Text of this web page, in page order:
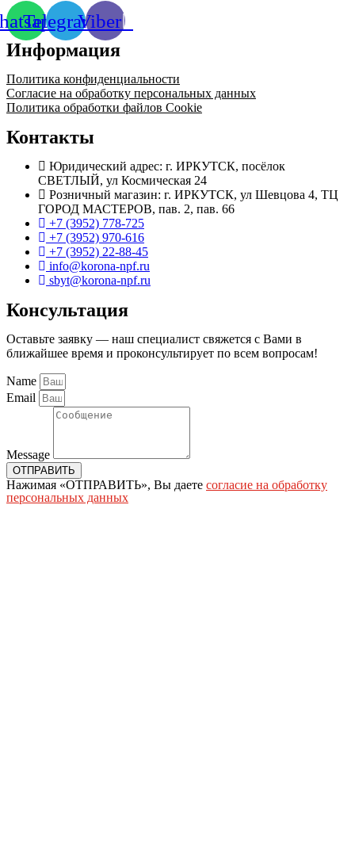
TelegramViber
Информация
Политика конфиденциальности
Согласие на обработку персональных данных
Политика обработки файлов Cookie
Контакты
Юридический адрес: г. ИРКУТСК, посёлок
СВЕТЛЫЙ, ул Космическая 24
Розничный магазин: г. ИРКУТСК, ул Шевцова 4, ТЦ
ГОРОД МАСТЕРОВ, пав. 2, пав. 66
+7 (3952) 778-725
+7 (3952) 970-616
+7 (3952) 22-88-45
info@korona-npf.ru
sbyt@korona-npf.ru
Консультация
Оставьте заявку — наш специалист свяжется с Вами в
ближайшее время и проконсультирует по всем вопросам!
Name
Email
Message
ОТПРАВИТЬ
Нажимая «ОТПРАВИТЬ», Вы даете согласие на обработку
персональных данных